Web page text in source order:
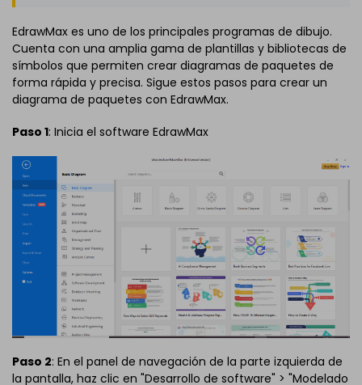
EdrawMax es uno de los principales programas de dibujo.
Cuenta con una amplia gama de plantillas y bibliotecas de
símbolos que permiten crear diagramas de paquetes de
forma rápida y precisa. Sigue estos pasos para crear un
diagrama de paquetes con EdrawMax.
Paso 1: Inicia el software EdrawMax
Paso 2: En el panel de navegación de la parte izquierda de
la pantalla, haz clic en "Desarrollo de software" > "Modelado